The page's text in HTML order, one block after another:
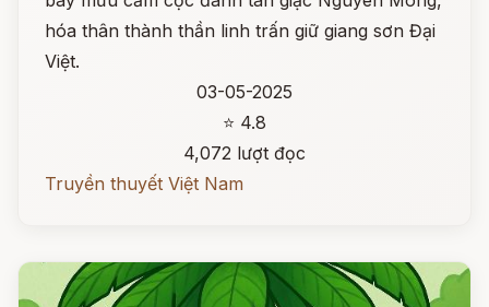
hóa thân thành thần linh trấn giữ giang sơn Đại
Việt.
03-05-2025
⭐ 4.8
4,072 lượt đọc
Truyền thuyết Việt Nam